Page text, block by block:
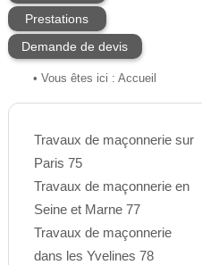
Prestations
Demande de devis
• Vous êtes ici : Accueil
Travaux de maçonnerie sur
Paris 75
Travaux de maçonnerie en
Seine et Marne 77
Travaux de maçonnerie
dans les Yvelines 78